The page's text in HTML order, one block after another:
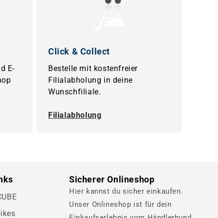
E-
Click & Collect
Bestelle mit kostenfreier
Filialabholung in deine
Wunschfiliale.
Filialabholung
Sicherer Onlineshop
Hier kannst du sicher einkaufen.
Unser Onlineshop ist für dein